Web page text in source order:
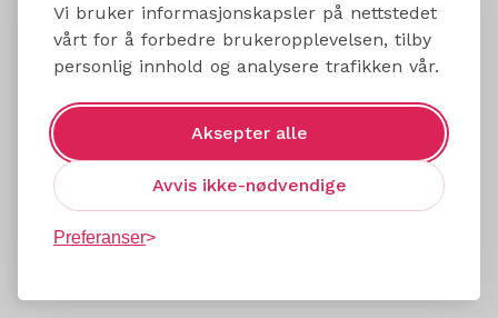
Vi bruker informasjonskapsler på nettstedet
vårt for å forbedre brukeropplevelsen, tilby
personlig innhold og analysere trafikken vår.
Aksepter alle
Avvis ikke-nødvendige
Preferanser